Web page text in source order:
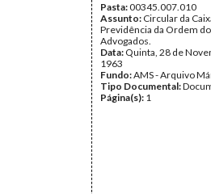
Pasta:00345.007.010
Assunto: Circular da
Previdência da Ordem
Advogados.
Data: Quinta, 28 de
1963
Fundo:AMS - Arquivo
Tipo Documental:
Página(s): 1